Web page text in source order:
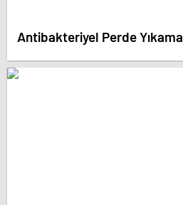
Antibakteriyel Perde Yıkama